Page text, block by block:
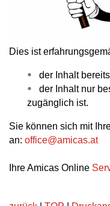
Dies ist
der Inhalt
der Inhalt nur
zugänglich ist.
Sie können sich mit
an: office@amicas.at
Ihre Amicas Online